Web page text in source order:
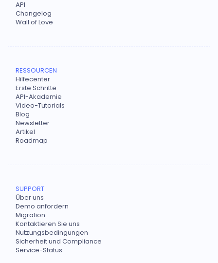
API
Changelog
Wall of Love
RESSOURCEN
Hilfecenter
Erste Schritte
API-Akademie
Video-Tutorials
Blog
Newsletter
Artikel
Roadmap
SUPPORT
Über uns
Demo anfordern
Migration
Kontaktieren Sie uns
Nutzungsbedingungen
Sicherheit und Compliance
Service-Status